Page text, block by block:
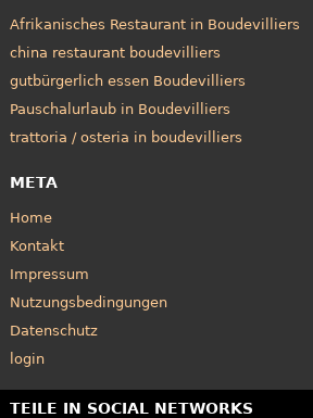
Afrikanisches Restaurant in Boudevilliers
china restaurant boudevilliers
gutbürgerlich essen Boudevilliers
Pauschalurlaub in Boudevilliers
trattoria / osteria in boudevilliers
META
Home
Kontakt
Impressum
Nutzungsbedingungen
Datenschutz
login
TEILE IN SOCIAL NETWORKS